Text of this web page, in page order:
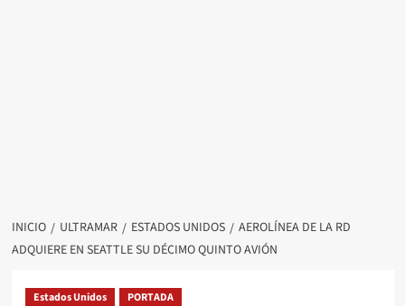
INICIO ULTRAMAR ESTADOS UNIDOS
AEROLÍNEA DE LA RD
ADQUIERE EN SEATTLE SU DÉCIMO QUINTO AVIÓN
Estados Unidos PORTADA